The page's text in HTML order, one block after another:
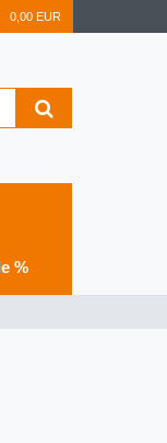
0,00 EUR
%